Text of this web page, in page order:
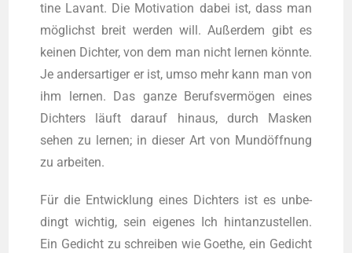
ti­ne Lavant. Die Moti­va­ti­on dabei ist, dass man
mög­lichst breit wer­den will. Außer­dem gibt es
kei­nen Dich­ter, von dem man nicht ler­nen könn­te.
Je anders­ar­ti­ger er ist, umso mehr kann man von
ihm ler­nen. Das gan­ze Berufs­ver­mö­gen eines
Dich­ters läuft dar­auf hin­aus, durch Mas­ken
sehen zu ler­nen; in die­ser Art von Mund­öff­nung
zu arbeiten.
Für die Ent­wick­lung eines Dich­ters ist es unbe­
dingt wich­tig, sein eige­nes Ich hint­an­zu­stel­len.
Ein Gedicht zu schrei­ben wie Goe­the, ein Gedicht